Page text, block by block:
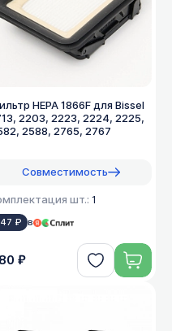
HEPA 1866F для Bissel
2203, 2223, 2224, 2225,
2588, 2765, 2767
Совместимость
шт.: 1
₽ в
₽